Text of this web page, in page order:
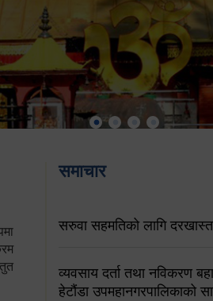
समाचार
सरुवा सहमतिको लागि
व्यवसाय दर्ता तथा नविकरण
हेटौंडा उपमहानगरपालिकाको